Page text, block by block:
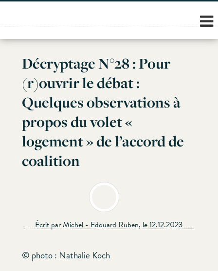
Skip
content
Décryptage N°28 : Pour
(r)ouvrir le débat :
Quelques observations à
propos du volet «
logement » de l’accord de
coalition
Écrit par Michel - Edouard Ruben, le 12.12.2023
© photo : Nathalie Koch